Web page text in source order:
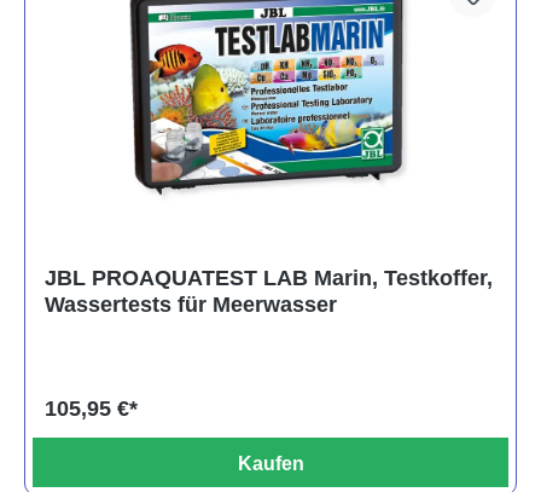
JBL PROAQUATEST LAB Marin, Testkoffer,
Wassertests für Meerwasser
105,95 €*
Kaufen